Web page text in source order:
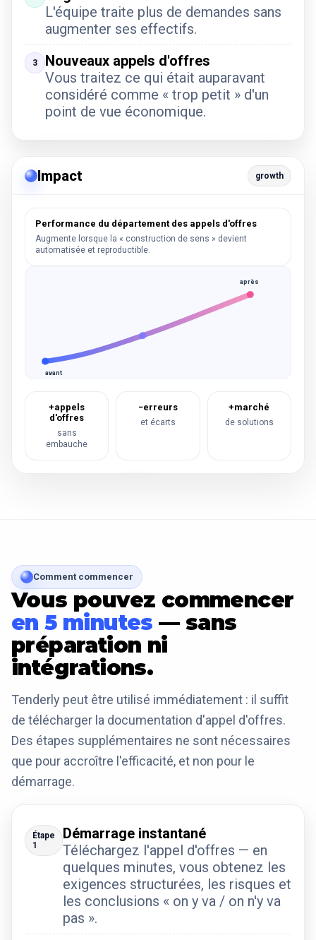
L'équipe traite plus de demandes sans
augmenter ses effectifs.
3
Nouveaux appels d'offres
Vous traitez ce qui était auparavant
considéré comme « trop petit » d'un
point de vue économique.
Impact growth
Performance du département des appels d'offres
Augmente lorsque la « construction de sens » devient
automatisée et reproductible.
avant
après
+appels
d'offres
sans
embauche
−erreurs
et écarts
+marché
de solutions
Comment commencer
Vous pouvez commencer
en 5 minutes — sans
préparation ni
intégrations.
Tenderly peut être utilisé immédiatement : il suffit
de télécharger la documentation d'appel d'offres.
Des étapes supplémentaires ne sont nécessaires
que pour accroître l'efficacité, et non pour le
démarrage.
Étape
1
Démarrage instantané
Téléchargez l'appel d'offres — en
quelques minutes, vous obtenez les
exigences structurées, les risques et
les conclusions « on y va / on n'y va
pas ».